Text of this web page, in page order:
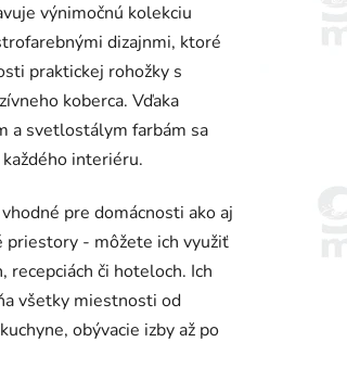
výnimočnú kolekciu
dizajnmi, ktoré
praktickej rohožky s
koberca. Vďaka
a svetlostálym farbám sa
interiéru.
pre domácnosti ako aj
priestory - môžete ich využiť
recepciách či hoteloch. Ich
všetky miestnosti od
obývacie izby až po